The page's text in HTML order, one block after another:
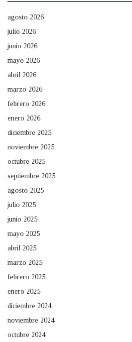
agosto 2026
julio 2026
junio 2026
mayo 2026
abril 2026
marzo 2026
febrero 2026
enero 2026
diciembre 2025
noviembre 2025
octubre 2025
septiembre 2025
agosto 2025
julio 2025
junio 2025
mayo 2025
abril 2025
marzo 2025
febrero 2025
enero 2025
diciembre 2024
noviembre 2024
octubre 2024